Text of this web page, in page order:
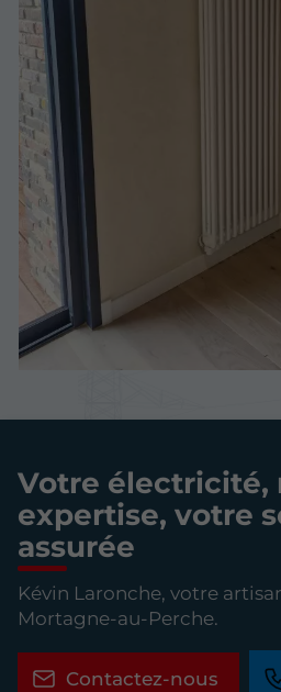
Votre électricité,
expertise, votre
assurée
Kévin Laronche, votre
Mortagne-au-Perche.
Contactez-nous